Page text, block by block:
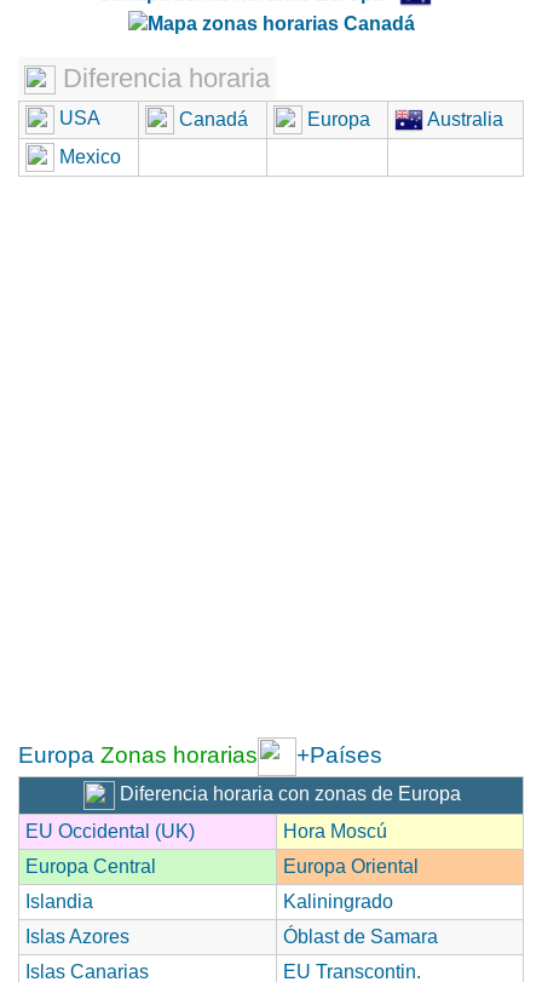
Diferencia horaria
USA Canadá Europa
Australia
Mexico
Europa Zonas horarias +Países
Diferencia horaria con zonas de Europa
EU Occidental (UK)
Hora Moscú
Europa Central
Europa Oriental
Islandia
Kaliningrado
Islas Azores
Óblast de Samara
Islas Canarias
EU Transcontin.